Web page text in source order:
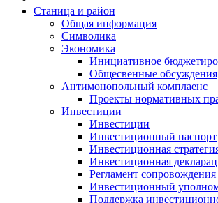
Станица и район
Общая информация
Символика
Экономика
Инициативное
Общесвенные обсуждения
Антимонопольный комплаенс
Проекты нормативных
Инвестиции
Инвестиции
Инвестиционный паспорт
Инвестиционная
Инвестиционная
Регламент
Инвестиционный
Поддержка